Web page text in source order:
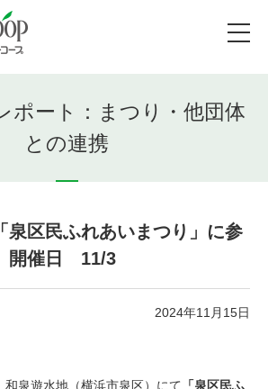
ポート：まつり・他団体
との連携
泉区民ふれあいまつり」に参
開催日 11/3
2024年11月15日
和泉遊水地（横浜市泉区）にて 「泉区民ふ